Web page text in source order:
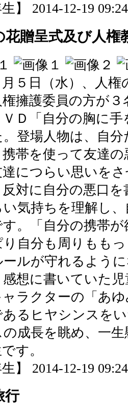
生】 2014-12-19
花贈呈式及び人権
５日（水）、人権
権擁護委員の方が
ＶＤ「自分の胸に
。登場人物は、自
帯を使って友達
達につらい思いを
対に自分の悪口
気持ちを理解し
す。「自分の携帯
自分も周りもも
ールが守れるよう
感想に書いていた
ラクターの「あ
あるヒヤシンスを
の成長を眺め、一
す。
生】 2014-12-19
行